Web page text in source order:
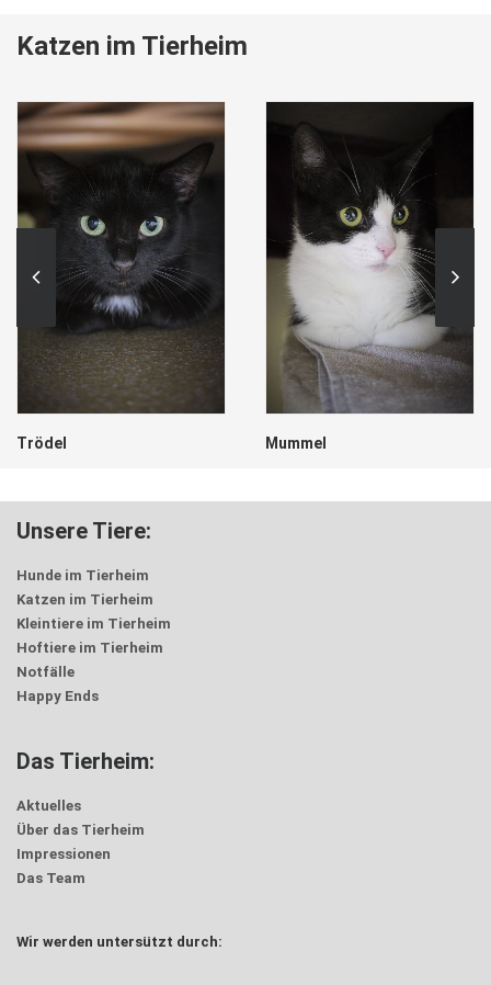
Katzen im Tierheim
Trödel Mummel
Unsere Tiere:
Hunde im Tierheim
Katzen im Tierheim
Kleintiere im Tierheim
Hoftiere im Tierheim
Notfälle
Happy Ends
Das Tierheim:
Aktuelles
Über das Tierheim
Impressionen
Das Team
Wir werden untersützt durch: